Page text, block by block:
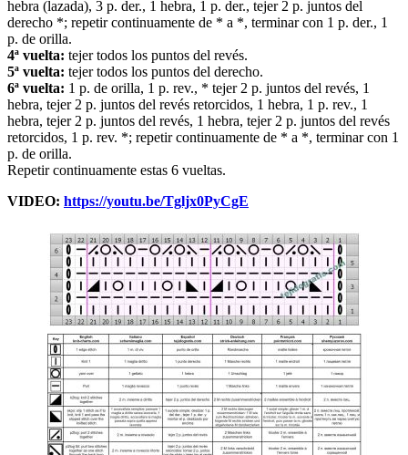
hebra (lazada), 3 p. der., 1 hebra, 1 p. der., tejer 2 p. juntos del
derecho *; repetir continuamente de * a *, terminar con 1 p. der., 1
p. de orilla.
4ª vuelta: tejer todos los puntos del revés.
5ª vuelta: tejer todos los puntos del derecho.
6ª vuelta: 1 p. de orilla, 1 p. rev., * tejer 2 p. juntos del revés, 1
hebra, tejer 2 p. juntos del revés retorcidos, 1 hebra, 1 p. rev., 1
hebra, tejer 2 p. juntos del revés, 1 hebra, tejer 2 p. juntos del revés
retorcidos, 1 p. rev. *; repetir continuamente de * a *, terminar con 1
p. de orilla.
Repetir continuamente estas 6 vueltas.
VIDEO: https://youtu.be/Tgljx0PyCgE